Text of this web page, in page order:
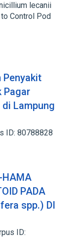
lecanii
Control Pod
Penyakit
Pagar
Lampung
ID: 80788828
HAMA
PADA
spp.) DI
ID: